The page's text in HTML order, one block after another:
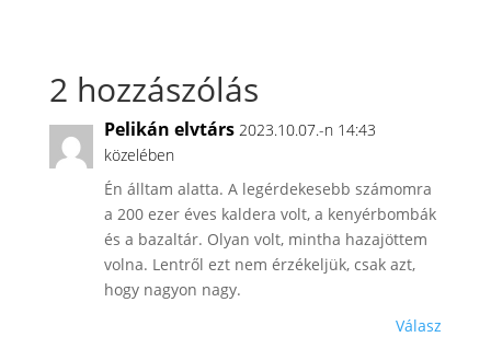
2 hozzászólás
Pelikán elvtárs 2023.10.07.-n 14:43
közelében
Én álltam alatta. A legérdekesebb számomra
a 200 ezer éves kaldera volt, a kenyérbombák
és a bazaltár. Olyan volt, mintha hazajöttem
volna. Lentről ezt nem érzékeljük, csak azt,
hogy nagyon nagy.
Válasz